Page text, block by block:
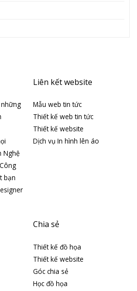
Nghệ
bạn
Liên kết website
Mẫu web tin tức
Thiết kế web tin tức
Thiết kế website
Dịch vụ In hình lên áo
Chia sẻ
Thiết kế đồ họa
Thiết kế website
Góc chia sẻ
Học đồ họa